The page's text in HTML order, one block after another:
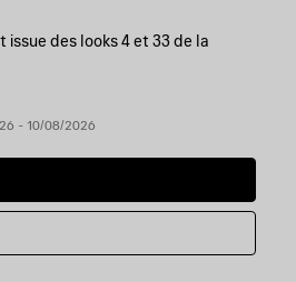
des looks 4 et 33 de la
- 10/08/2026